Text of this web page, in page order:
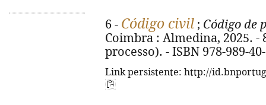
6 - Código civil ; Código de
Coimbra : Almedina, 2025. -
processo). - ISBN 978-989-
Link persistente: http://